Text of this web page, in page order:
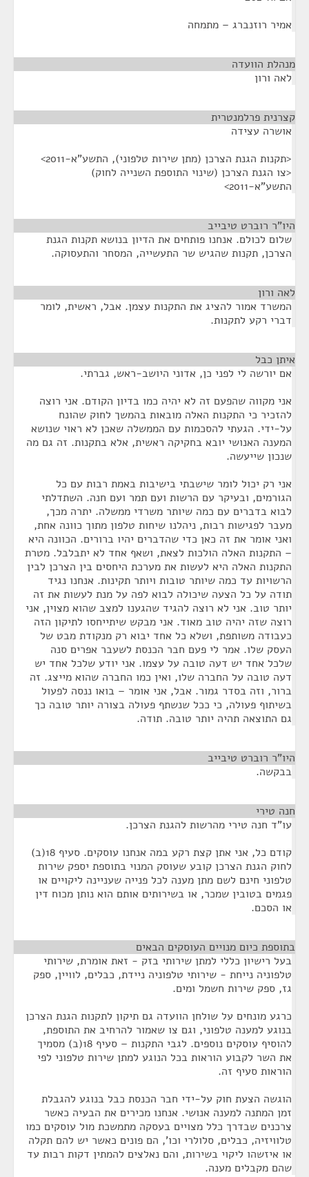
אמיר רוזנברג – מתמחה
מנהלת הוועדה
לאה ורון
קצרנית פרלמנטרית
אושרה עצידה
<תקנות הגנת הצרכן (מתן שירות טלפוני), התשע"א-2011>
<צו הגנת הצרכן (שינוי התוספת השנייה לחוק)
התשע"א-2011>
היו"ר רוברט טיבייב
שלום לכולם. אנחנו פותחים את הדיון בנושא תקנות הגנת
הצרכן, תקנות שהגיש שר התעשייה, המסחר והתעסוקה.
לאה ורון
המשרד אמור להציג את התקנות עצמן. אבל, ראשית, לומר
דברי רקע לתקנות.
איתן כבל
אם יורשה לי לפני כן, אדוני היושב-ראש, גברתי.
אני מקווה שהפעם זה לא יהיה כמו בדיון הקודם. אני רוצה
להזכיר כי התקנות האלה מובאות בהמשך לחוק שהונח
על-ידי. הגעתי להסכמות עם הממשלה שאכן לא ראוי שנושא
המענה האנושי יובא בחקיקה ראשית, אלא בתקנות. זה גם מה
שנכון שייעשה.
אני רק יכול לומר שישבתי בישיבות באמת רבות עם כל
הגורמים, ובעיקר עם הרשות ועם תמר ועם חנה. השתדלתי
לבוא בדברים עם כמה שיותר משרדי ממשלה. יתרה מכך,
מעבר לפגישות רבות, ניהלנו שיחות טלפון מתוך כוונה אחת,
ואני אומר את זה כאן כדי שהדברים יהיו ברורים. הכוונה היא
– התקנות האלה הולכות לצאת, ושאף אחד לא יתבלבל. מטרת
התקנות האלה היא לעשות את מערכת היחסים בין הצרכן לבין
הרשויות עד כמה שיותר טובות ויותר תקינות. אנחנו נגיד
תודה על כל הצעה שיכולה לבוא לפה על מנת לעשות את זה
יותר טוב. אני לא רוצה להגיד שהגענו למצב שהוא מצוין, אני
רוצה שזה יהיה טוב מאוד. אני מבקש שיתייחסו לתיקון הזה
כעבודה משותפת, ושלא כל אחד יבוא רק מנקודת מבט של
העסק שלו. אמר לי פעם חבר הכנסת לשעבר אפרים סנה
שלכל אחד יש דעה טובה על עצמו. אני יודע שלכל אחד יש
דעה טובה על החברה שלו, ואין כמו החברה שהוא מייצג. זה
ברור, וזה בסדר גמור. אבל, אני אומר – בואו ננסה לפעול
בשיתוף פעולה, כי ככל שנשתף פעולה בצורה יותר טובה כך
גם התוצאה תהיה יותר טובה. תודה.
היו"ר רוברט טיבייב
בבקשה.
חנה טירי
עו"ד חנה טירי מהרשות להגנת הצרכן.
קודם כל, אני אתן קצת רקע במה אנחנו עוסקים. סעיף 18(ב)
לחוק הגנת הצרכן קובע שעוסק המנוי בתוספת יספק שירות
טלפוני חינם לשם מתן מענה לכל פנייה שעניינה ליקויים או
פגמים בטובין שמכר, או בשירותים אותם הוא נותן מכוח דין
או הסכם.
בתוספת כיום מנויים העוסקים הבאים
בעל רישיון כללי למתן שירותי בזק - זאת אומרת, שירותי
טלפוניה נייחת - שירותי טלפוניה ניידת, כבלים, לוויין, ספק
גז, ספק שירות חשמל ומים.
כרגע מונחים על שולחן הוועדה גם תיקון לתקנות הגנת הצרכן
בנוגע למענה טלפוני, וגם צו שאמור להרחיב את התוספת,
להוסיף עוסקים נוספים. לגבי התקנות – סעיף 18(ב) מסמיך
את השר לקבוע הוראות בכל הנוגע למתן שירות טלפוני לפי
הוראות סעיף זה.
הוגשה הצעת חוק על-ידי חבר הכנסת כבל בנוגע להגבלת
זמן המתנה למענה אנושי. אנחנו מכירים את הבעיה כאשר
צרכנים שבדרך כלל מצויים בעסקה מתמשכת מול עוסקים כמו
טלוויזיה, כבלים, סלולרי וכו', הם פונים כאשר יש להם תקלה
או איזשהו ליקוי בשירות, והם נאלצים להמתין דקות רבות עד
שהם מקבלים מענה.